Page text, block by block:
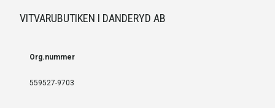
VITVARUBUTIKEN I DANDERYD AB
Org.nummer
559527-9703